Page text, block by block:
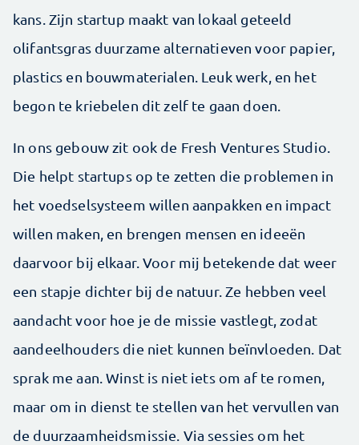
kans. Zijn startup maakt van lokaal geteeld
olifantsgras duurzame alternatieven voor papier,
plastics en bouwmaterialen. Leuk werk, en het
begon te kriebelen dit zelf te gaan doen.
In ons gebouw zit ook de Fresh Ventures Studio.
Die helpt startups op te zetten die problemen in
het voedselsysteem willen aanpakken en impact
willen maken, en brengen mensen en ideeën
daarvoor bij elkaar. Voor mij betekende dat weer
een stapje dichter bij de natuur. Ze hebben veel
aandacht voor hoe je de missie vastlegt, zodat
aandeelhouders die niet kunnen beïnvloeden. Dat
sprak me aan. Winst is niet iets om af te romen,
maar om in dienst te stellen van het vervullen van
de duurzaamheidsmissie. Via sessies om het